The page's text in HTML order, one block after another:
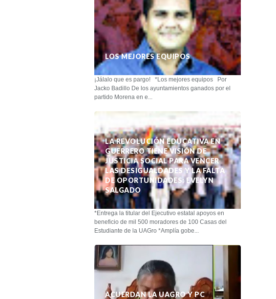
LOS MEJORES EQUIPOS
¡Jálalo que es pargo! *Los mejores equipos Por
Jacko Badillo De los ayuntamientos ganados por el
partido Morena en e...
LA REVOLUCIÓN EDUCATIVA EN
GUERRERO TIENE VISIÓN DE
JUSTICIA SOCIAL PARA VENCER
LAS DESIGUALDADES Y LA FALTA
DE OPORTUNIDADES: EVELYN
SALGADO
*Entrega la titular del Ejecutivo estatal apoyos en
beneficio de mil 500 moradores de 100 Casas del
Estudiante de la UAGro *Amplía gobe...
ACUERDAN LA UAGRO Y PC